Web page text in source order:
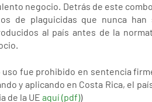
negocio. Detrás de este
de plaguicidas que nunca
al país antes de la
fue prohibido en sentencia
y aplicando en Costa Rica, el
de la UE aquí (pdf))